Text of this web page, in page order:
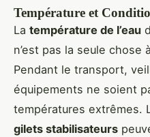
Température et
La température de l’eau
n’est pas la seule chose
Pendant le transport,
équipements ne soient
températures extrêmes.
gilets stabilisateurs